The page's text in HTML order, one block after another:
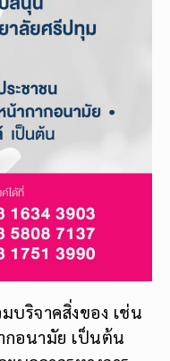
บริจาคสิ่งของ เช่น
กอนามัย เป็นต้น